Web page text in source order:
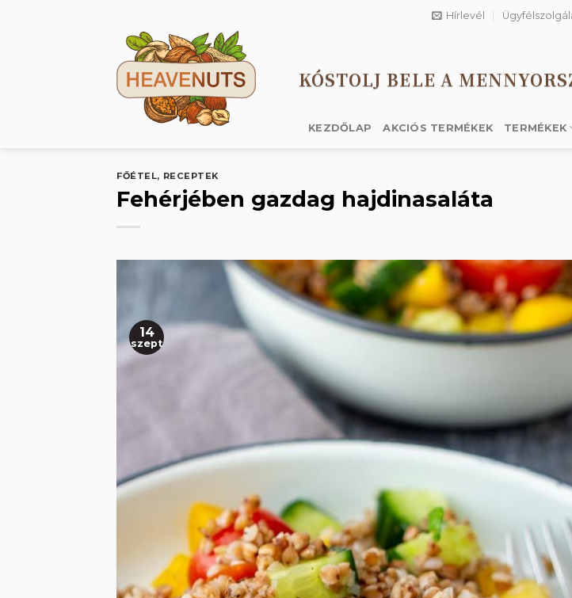
Hírlevél
KÓSTOLJ BELE A
KEZDŐLAP AKCIÓS TERMÉKEK TERMÉKEK
FŐÉTEL, RECEPTEK
Fehérjében gazdag hajdinasaláta
14
szept